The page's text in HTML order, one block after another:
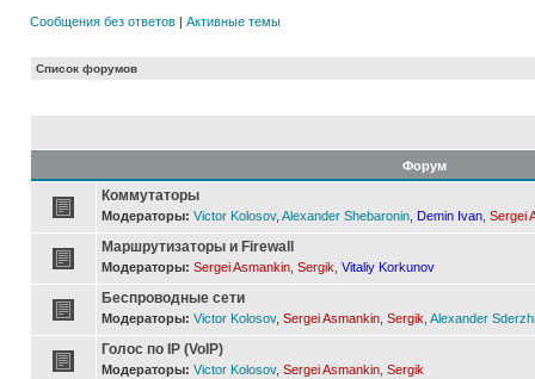
Сообщения без ответов | Активные темы
Список форумов
Форум
Коммутаторы
Модераторы: Victor Kolosov, Alexander Shebaronin Demin Ivan Sergei
Маршрутизаторы и Firewall
Модераторы: Sergei Asmankin Sergik Vitaliy Korkunov
Беспроводные сети
Модераторы: Victor Kolosov, Sergei Asmankin Sergik Alexander
Голос по IP (VoIP)
Модераторы: Victor Kolosov, Sergei Asmankin Sergik